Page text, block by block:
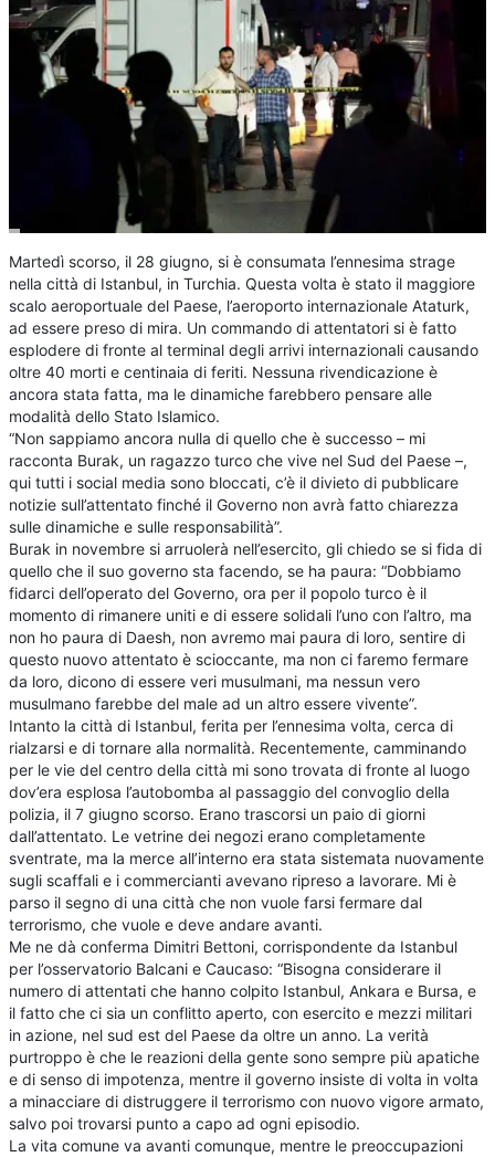
Martedì scorso, il 28 giugno, si è consumata l’ennesima strage
nella città di Istanbul, in Turchia. Questa volta è stato il maggiore
scalo aeroportuale del Paese, l’aeroporto internazionale Ataturk,
ad essere preso di mira. Un commando di attentatori si è fatto
esplodere di fronte al terminal degli arrivi internazionali causando
oltre 40 morti e centinaia di feriti. Nessuna rivendicazione è
ancora stata fatta, ma le dinamiche farebbero pensare alle
modalità dello Stato Islamico.
“Non sappiamo ancora nulla di quello che è successo – mi
racconta Burak, un ragazzo turco che vive nel Sud del Paese –,
qui tutti i social media sono bloccati, c’è il divieto di pubblicare
notizie sull’attentato finché il Governo non avrà fatto chiarezza
sulle dinamiche e sulle responsabilità”.
Burak in novembre si arruolerà nell’esercito, gli chiedo se si fida di
quello che il suo governo sta facendo, se ha paura: “Dobbiamo
fidarci dell’operato del Governo, ora per il popolo turco è il
momento di rimanere uniti e di essere solidali l’uno con l’altro, ma
non ho paura di Daesh, non avremo mai paura di loro, sentire di
questo nuovo attentato è scioccante, ma non ci faremo fermare
da loro, dicono di essere veri musulmani, ma nessun vero
musulmano farebbe del male ad un altro essere vivente”.
Intanto la città di Istanbul, ferita per l’ennesima volta, cerca di
rialzarsi e di tornare alla normalità. Recentemente, camminando
per le vie del centro della città mi sono trovata di fronte al luogo
dov’era esplosa l’autobomba al passaggio del convoglio della
polizia, il 7 giugno scorso. Erano trascorsi un paio di giorni
dall’attentato. Le vetrine dei negozi erano completamente
sventrate, ma la merce all’interno era stata sistemata nuovamente
sugli scaffali e i commercianti avevano ripreso a lavorare. Mi è
parso il segno di una città che non vuole farsi fermare dal
terrorismo, che vuole e deve andare avanti.
Me ne dà conferma Dimitri Bettoni, corrispondente da Istanbul
per l’osservatorio Balcani e Caucaso: “Bisogna considerare il
numero di attentati che hanno colpito Istanbul, Ankara e Bursa, e
il fatto che ci sia un conflitto aperto, con esercito e mezzi militari
in azione, nel sud est del Paese da oltre un anno. La verità
purtroppo è che le reazioni della gente sono sempre più apatiche
e di senso di impotenza, mentre il governo insiste di volta in volta
a minacciare di distruggere il terrorismo con nuovo vigore armato,
salvo poi trovarsi punto a capo ad ogni episodio.
La vita comune va avanti comunque, mentre le preoccupazioni